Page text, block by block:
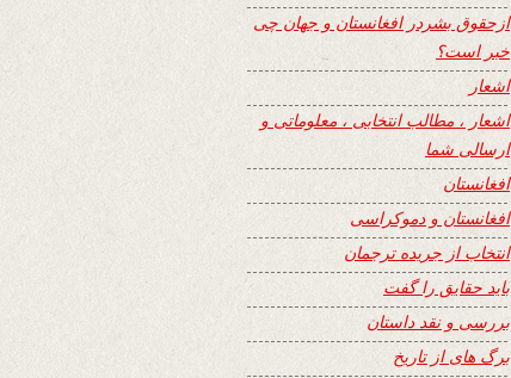
ازحقوق بشردر افغانستان و جهان چی
خبر است؟
اشعار
اشعار ، مطالب انتخابی ، معلوماتی و
ارسالی شما
افغانستان
افغانستان و دموکراسی
انتخاب از جریده ترجمان
باید حقایق را گفت
بررسی و نقد داستان
برگ های از تاریخ